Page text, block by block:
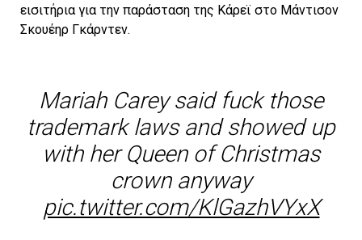
εισιτήρια για την παράσταση της Κάρεϊ στο Μάντισον
Σκουέηρ Γκάρντεν.
Mariah Carey said fuck those
trademark laws and showed up
with her Queen of Christmas
crown anyway
pic.twitter.com/KlGazhVYxX